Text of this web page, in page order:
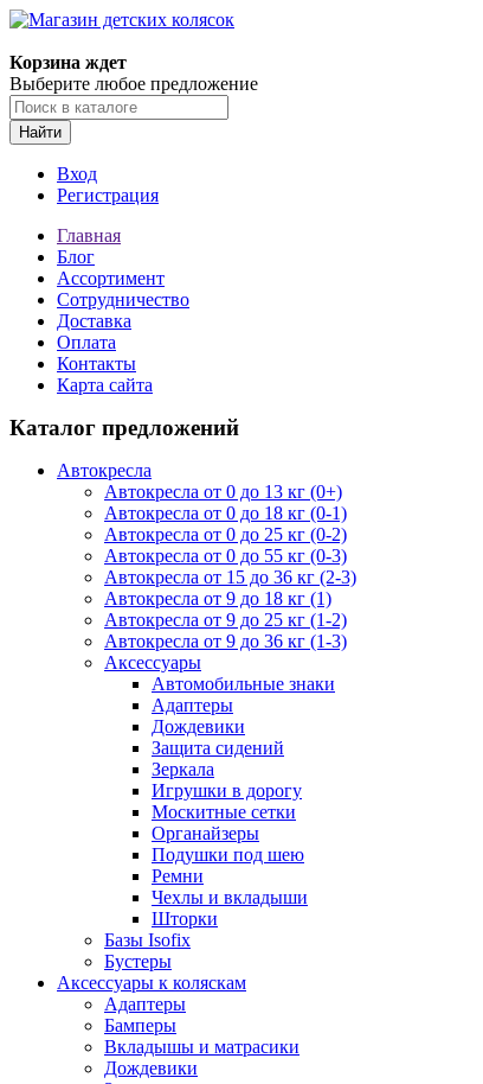
Корзина ждет
Выберите любое предложение
Найти
Вход
Регистрация
Главная
Блог
Ассортимент
Сотрудничество
Доставка
Оплата
Контакты
Карта сайта
Каталог предложений
Автокресла
Автокресла от 0 до 13 кг (0+)
Автокресла от 0 до 18 кг (0-1)
Автокресла от 0 до 25 кг (0-2)
Автокресла от 0 до 55 кг (0-3)
Автокресла от 15 до 36 кг (2-3)
Автокресла от 9 до 18 кг (1)
Автокресла от 9 до 25 кг (1-2)
Автокресла от 9 до 36 кг (1-3)
Аксессуары
Автомобильные знаки
Адаптеры
Дождевики
Защита сидений
Зеркала
Игрушки в дорогу
Москитные сетки
Органайзеры
Подушки под шею
Ремни
Чехлы и вкладыши
Шторки
Базы Isofix
Бустеры
Аксессуары к коляскам
Адаптеры
Бамперы
Вкладышы и матрасики
Дождевики